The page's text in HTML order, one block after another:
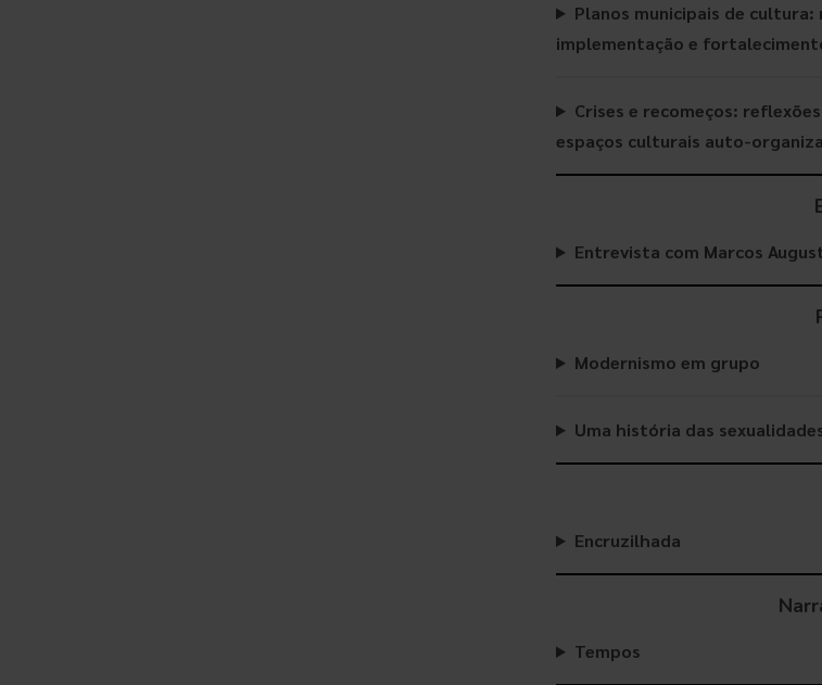
Planos municipais de
implementação e
Crises e recomeços:
espaços culturais auto-
Entrevista com Marcos
Modernismo em grupo
Uma história das
Encruzilhada
Tempos